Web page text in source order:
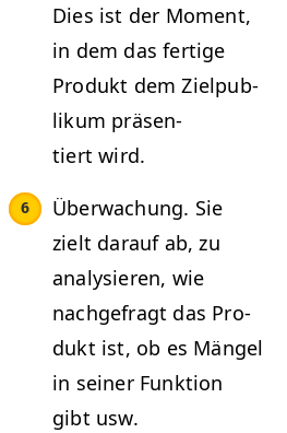
Dies ist der Moment,
in dem das fer­tige
Pro­dukt dem Zielpub­
likum präsen­
tiert wird.
Überwachung. Sie
zielt darauf ab, zu
analysieren, wie
nachge­fragt das Pro­
dukt ist, ob es Män­gel
in sein­er Funk­tion
gibt usw.